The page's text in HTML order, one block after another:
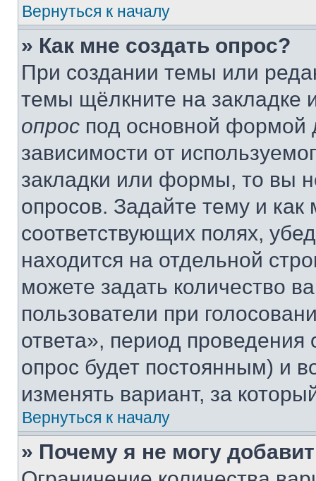
Вернуться к началу
» Как мне создать опрос?
При создании темы или
темы щёлкните на
опрос под основной формой
зависимости от
закладки или формы, то вы
опросов. Задайте тему и
соответствующих полях,
находится на отдельной
можете задать количество
пользователи при
ответа», период проведения
опрос будет постоянным) и
изменять вариант, за
Вернуться к началу
» Почему я не могу